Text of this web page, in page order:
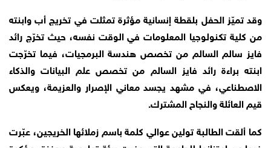
وقد تميّز الحفل بلقطة إنسانية مؤثرة تمثلت في تخريج أب وابنته
من كلية تكنولوجيا المعلومات في الوقت نفسه، حيث تخرّج رائد
فايز سالم السالم من تخصص هندسة البرمجيات، فيما تخرّجت
ابنته براءة رائد فايز السالم من تخصص علم البيانات والذكاء
الاصطناعي، في مشهد يجسد معاني الإصرار والعزيمة، ويعكس
قيم العائلة والنجاح المشترك.
كما ألقت الطالبة تولين عوالي كلمة باسم زملائها الخريجين، عبّرت